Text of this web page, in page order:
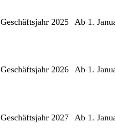
Geschäftsjahr 2025 Ab 1.
Geschäftsjahr 2026 Ab 1.
Geschäftsjahr 2027 Ab 1.